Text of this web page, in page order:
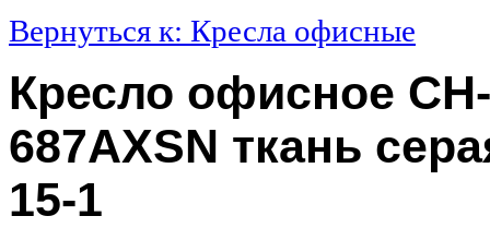
Вернуться к: Кресла офисные
Кресло офисное CH-
687AXSN ткань
15-1